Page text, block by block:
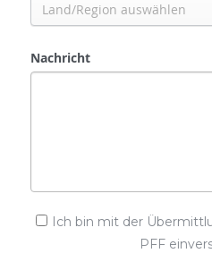
Land/Region auswählen
Nachricht
Ich bin mit der
PFF